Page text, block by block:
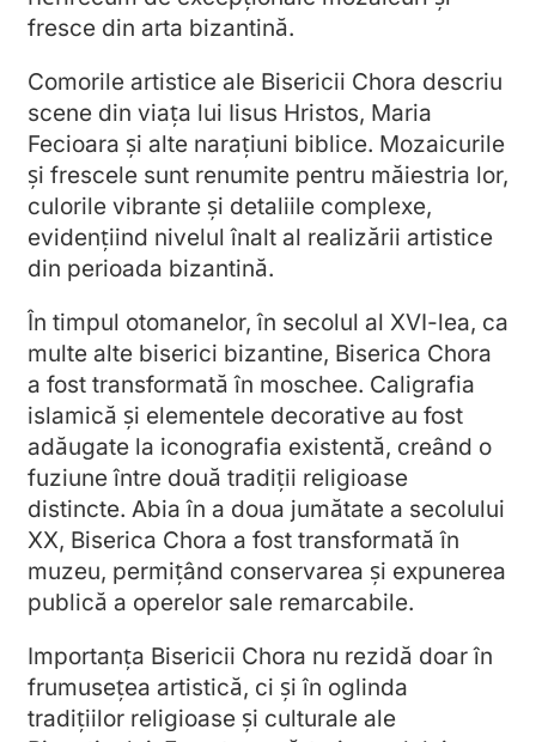
fresce din arta bizantină.
Comorile artistice ale Bisericii Chora descriu
scene din viața lui Iisus Hristos, Maria
Fecioara și alte narațiuni biblice. Mozaicurile
și frescele sunt renumite pentru măiestria lor,
culorile vibrante și detaliile complexe,
evidențiind nivelul înalt al realizării artistice
din perioada bizantină.
În timpul otomanelor, în secolul al XVI-lea, ca
multe alte biserici bizantine, Biserica Chora
a fost transformată în moschee. Caligrafia
islamică și elementele decorative au fost
adăugate la iconografia existentă, creând o
fuziune între două tradiții religioase
distincte. Abia în a doua jumătate a secolului
XX, Biserica Chora a fost transformată în
muzeu, permițând conservarea și expunerea
publică a operelor sale remarcabile.
Importanța Bisericii Chora nu rezidă doar în
frumusețea artistică, ci și în oglinda
tradițiilor religioase și culturale ale